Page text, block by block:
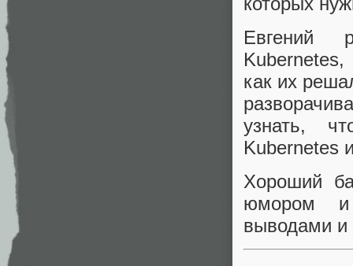
Евгений
как их
узнать,
Kubernetes
Хороший
юмором и
выводами